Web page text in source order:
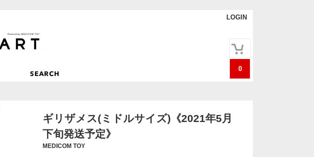
LOGIN
0
ギリザメス(ミドルサイズ)《2021年5月
下旬発送予定》
MEDICOM TOY